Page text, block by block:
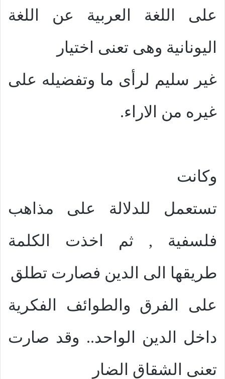
على اللغة العربية عن اللغة
اليونانية وهى تعنى اختيار
غير سليم لرأى ما وتفضيله على
غيره من الاراء.
وكانت
تستعمل للدلالة على مذاهب
فلسفية , ثم اخذت الكلمة
طريقها الى الدين فصارت تطلق
على الفرق والطوائف الفكرية
داخل الدين الواحد.. وقد صارت
تعنى الشقاق الضار